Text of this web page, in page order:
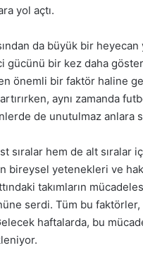
yol açtı.
da büyük bir
bir kez daha
önemli bir faktör haline
aynı zamanda
de unutulmaz anlara
sıralar hem de alt sıralar
bireysel yetenekleri ve
takımların
serdi. Tüm bu faktörler,
haftalarda, bu